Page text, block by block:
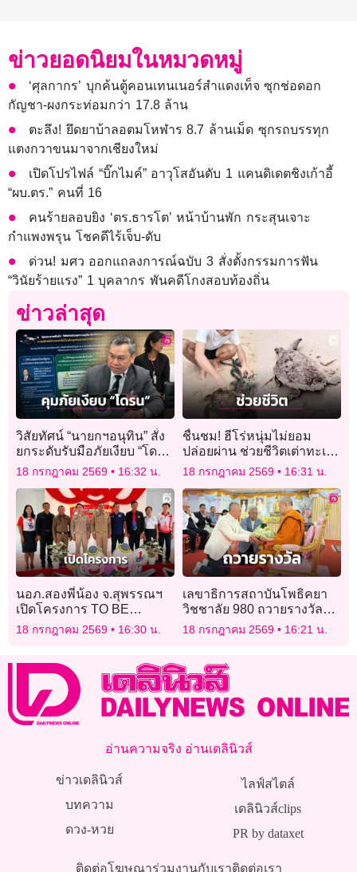
ข่าวยอดนิยมในหมวดหมู่
‘ศุลกากร’ บุกค้นตู้คอนเทนเนอร์สำแดงเท็จ ซุกช่อดอก
กัญชา-ผงกระท่อมกว่า 17.8 ล้าน
ตะลึง! ยึดยาบ้าลอตมโหฬาร 8.7 ล้านเม็ด ซุกรถบรรทุก
แตงกวาขนมาจากเชียงใหม่
เปิดโปรไฟล์ “บิ๊กไมค์” อาวุโสอันดับ 1 แคนดิเดตชิงเก้าอี้
“ผบ.ตร.” คนที่ 16
คนร้ายลอบยิง ‘ตร.ธารโต’ หน้าบ้านพัก กระสุนเจาะ
กำแพงพรุน โชคดีไร้เจ็บ-ดับ
ด่วน! มศว ออกแถลงการณ์ฉบับ 3 สั่งตั้งกรรมการฟัน
“วินัยร้ายแรง” 1 บุคลากร พันคดีโกงสอบท้องถิ่น
ข่าวล่าสุด
วิสัยทัศน์ “นายกฯอนุทิน” สั่ง
ยกระดับรับมือภัยเงียบ “โดรน
ไซเบอร์” ดูแลน่านฟ้าไทย
18 กรกฎาคม 2569 16:32 น.
ชื่นชม! ฮีโร่หนุ่มไม่ยอม
ปล่อยผ่าน ช่วยชีวิตเต่าทะเล
ติดอวนคืนสู่ทะเล
18 กรกฎาคม 2569 16:31 น.
นอภ.สองพี่น้อง จ.สุพรรณฯ
เปิดโครงการ TO BE
NUMBER ONE
18 กรกฎาคม 2569 16:30 น.
เลขาธิการสถาบันโพธิคยา
วิชชาลัย 980 ถวายรางวัล
โพธิคยานาคาธิบดีแก่
‘สมเด็จธงชัย’
18 กรกฎาคม 2569 16:21 น.
อ่านความจริง อ่านเดลินิวส์
ข่าวเดลินิวส์
บทความ
ดวง-หวย
ไลฟ์สไตล์
เดลินิวส์clips
PR by dataxet
ติดต่อโฆษณาร่วมงานกับเราติดต่อเรา